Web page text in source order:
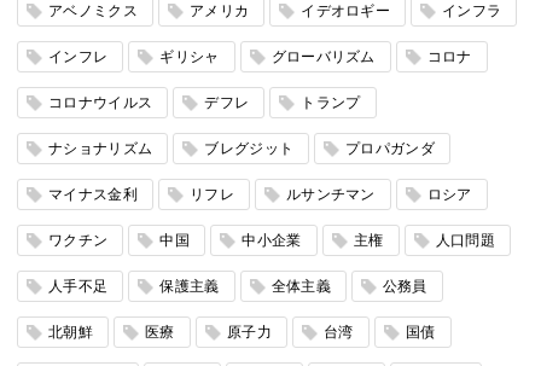
アベノミクス アメリカ イデオロギー インフラ
インフレ ギリシャ グローバリズム コロナ
コロナウイルス デフレ トランプ
ナショナリズム ブレグジット プロパガンダ
マイナス金利 リフレ ルサンチマン ロシア
ワクチン 中国 中小企業 主権 人口問題
人手不足 保護主義 全体主義 公務員
北朝鮮 医療 原子力 台湾 国債